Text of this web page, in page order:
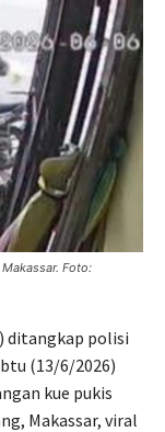
Foto:
ditangkap polisi
(13/6/2026)
kue pukis
Makassar, viral